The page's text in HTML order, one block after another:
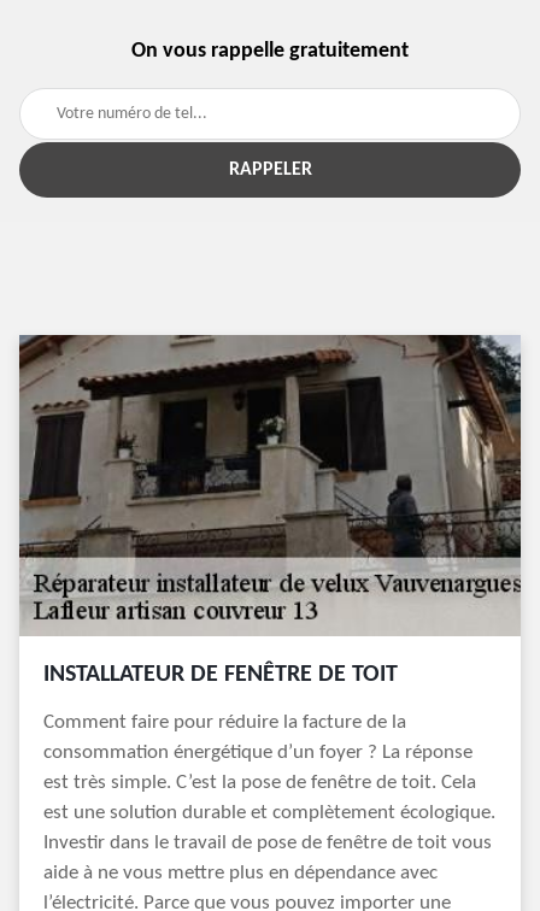
On vous rappelle gratuitement
INSTALLATEUR DE FENÊTRE DE TOIT
Comment faire pour réduire la facture de la
consommation énergétique d’un foyer ? La réponse
est très simple. C’est la pose de fenêtre de toit. Cela
est une solution durable et complètement écologique.
Investir dans le travail de pose de fenêtre de toit vous
aide à ne vous mettre plus en dépendance avec
l’électricité. Parce que vous pouvez importer une